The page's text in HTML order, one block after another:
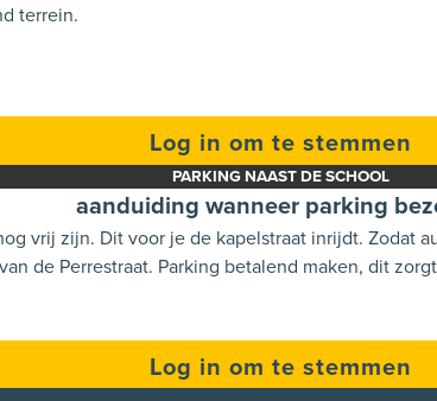
terrein.
Log in om te stemmen
PARKING NAAST DE SCHOOL
aanduiding wanneer parking
inrijden dat de parking niet bereikbaar is en
dat ze zelf op een andere plaats moeten parkeren bv op
Log in om te stemmen